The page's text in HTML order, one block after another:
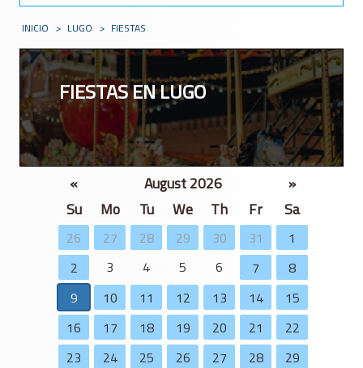
INICIO > LUGO > FIESTAS
FIESTAS EN LUGO
« August 2026
»
Su
Mo Tu We Th Fr Sa
26 27 28 29 30 31
1
2
3 4 5 6 7
8
9
10 11 12 13 14
15
16
17 18 19 20 21
22
23
24 25 26 27 28
29